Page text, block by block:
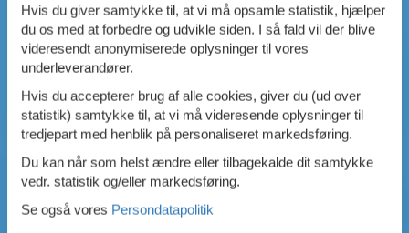
Hvis du giver samtykke til, at vi må opsamle statistik, hjælper
du os med at forbedre og udvikle siden. I så fald vil der blive
videresendt anonymiserede oplysninger til vores
underleverandører.
Hvis du accepterer brug af alle cookies, giver du (ud over
statistik) samtykke til, at vi må videresende oplysninger til
tredjepart med henblik på personaliseret markedsføring.
Du kan når som helst ændre eller tilbagekalde dit samtykke
vedr. statistik og/eller markedsføring.
Se også vores Persondatapolitik